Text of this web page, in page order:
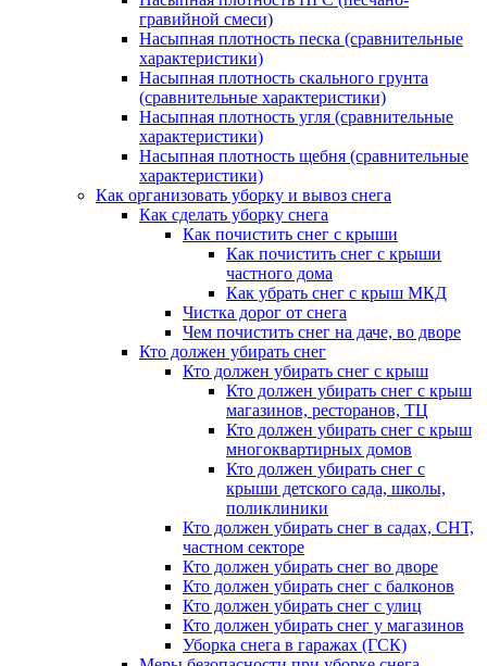
гравийной смеси)
Насыпная плотность песка (сравнительные
характеристики)
Насыпная плотность скального грунта
(сравнительные характеристики)
Насыпная плотность угля (сравнительные
характеристики)
Насыпная плотность щебня (сравнительные
характеристики)
Как организовать уборку и вывоз снега
Как сделать уборку снега
Как почистить снег с крыши
Как почистить снег с крыши
частного дома
Как убрать снег с крыш МКД
Чистка дорог от снега
Чем почистить снег на даче, во дворе
Кто должен убирать снег
Кто должен убирать снег с крыш
Кто должен убирать снег с крыш
магазинов, ресторанов, ТЦ
Кто должен убирать снег с крыш
многоквартирных домов
Кто должен убирать снег с
крыши детского сада, школы,
поликлиники
Кто должен убирать снег в садах, СНТ,
частном секторе
Кто должен убирать снег во дворе
Кто должен убирать снег с балконов
Кто должен убирать снег с улиц
Кто должен убирать снег у магазинов
Уборка снега в гаражах (ГСК)